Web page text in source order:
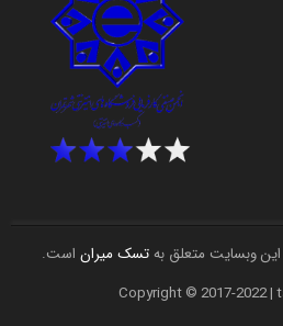
وبسایت متعلق بهتسک میران است.
Copyright © 2017-2022 |